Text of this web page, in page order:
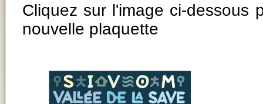
Cliquez sur l'image ci-dessous
nouvelle plaquette